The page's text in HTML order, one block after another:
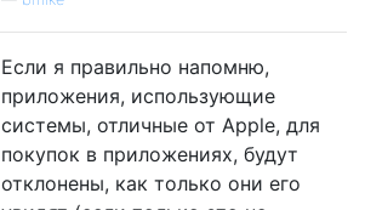
Если я правильно напомню,
приложения, использующие
системы, отличные от Apple, для
покупок в приложениях, будут
отклонены, как только они его